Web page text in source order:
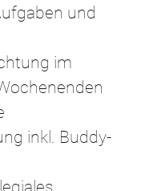
und
im
inkl. Buddy-